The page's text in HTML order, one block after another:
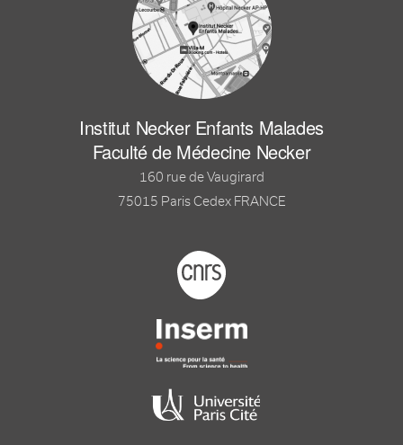
Institut Necker Enfants Malades
Faculté de Médecine Necker
160 rue de Vaugirard
75015 Paris Cedex FRANCE
Footer logo tutelles